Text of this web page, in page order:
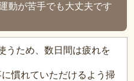
動が苦手でも大丈夫です
うため、数日間は疲れを
慣れていただけるよう掃